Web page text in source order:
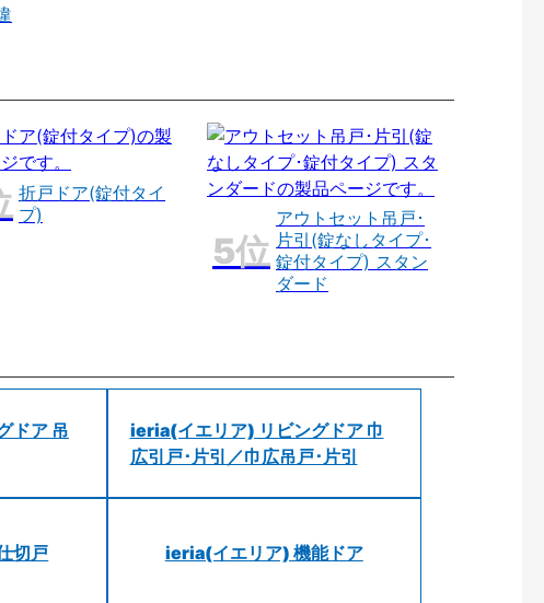
折戸ドア(錠付タイ
プ)
アウトセット吊戸･
片引(錠なしタイプ･
錠付タイプ) スタン
ダード
ドア 吊
ieria(イエリア) リビングドア 巾
広引戸･片引／巾広吊戸･片引
切戸 ieria(イエリア) 機能ドア